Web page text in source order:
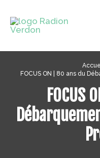
contenu
FOCUS ON | 80 ans du
FOCUS